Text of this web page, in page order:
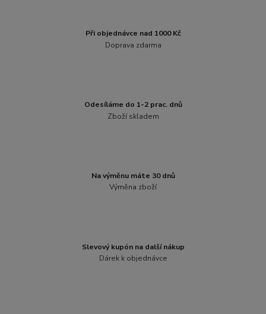
Při objednávce nad 1000 Kč
Doprava zdarma
Odesíláme do 1-2 prac. dnů
Zboží skladem
Na výměnu máte 30 dnů
Výměna zboží
Slevový kupón na další nákup
Dárek k objednávce